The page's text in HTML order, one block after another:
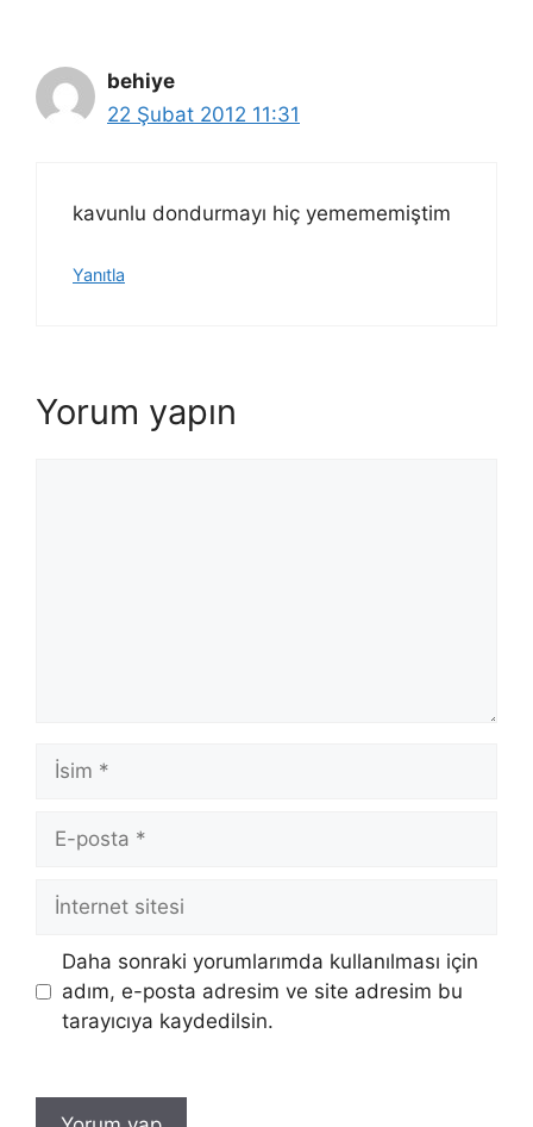
behiye
22 Şubat 2012 11:31
kavunlu dondurmayı hiç yemememiştim
Yanıtla
Yorum yapın
İsim
posta
İnternet
Daha sonraki yorumlarımda kullanılması için
adım, e-posta adresim ve site adresim bu
tarayıcıya kaydedilsin.